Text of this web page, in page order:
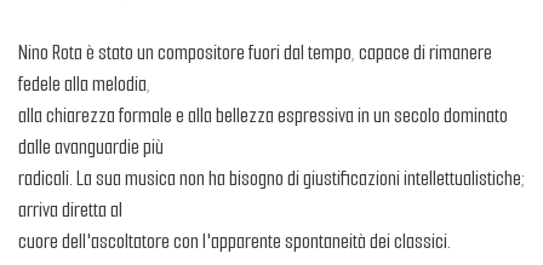
Nino Rota è stato un compositore fuori dal tempo, capace di rimanere
fedele alla melodia,
alla chiarezza formale e alla bellezza espressiva in un secolo dominato
dalle avanguardie più
radicali. La sua musica non ha bisogno di giustificazioni intellettualistiche;
arriva diretta al
cuore dell'ascoltatore con l'apparente spontaneità dei classici.